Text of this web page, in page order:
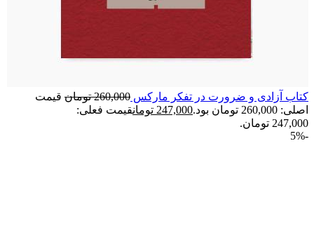
کتاب آزادی و ضرورت در تفکر مارکس 260,000 تومان قیمت
اصلی: 260,000 تومان بود.
247,000 تومانقیمت فعلی:
247,000 تومان.
-5%